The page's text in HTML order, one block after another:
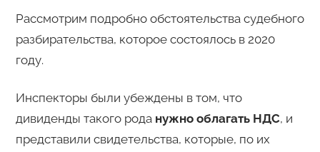
Рассмотрим подробно обстоятельства судебного
разбирательства, которое состоялось в 2020
году.
Инспекторы были убеждены в том, что
дивиденды такого рода нужно облагать НДС, и
представили свидетельства, которые, по их